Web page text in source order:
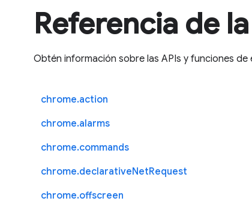
Referencia de
Obtén información sobre las APIs y funciones de
chrome.action
chrome.alarms
chrome.commands
chrome.declarativeNetRequest
chrome.offscreen